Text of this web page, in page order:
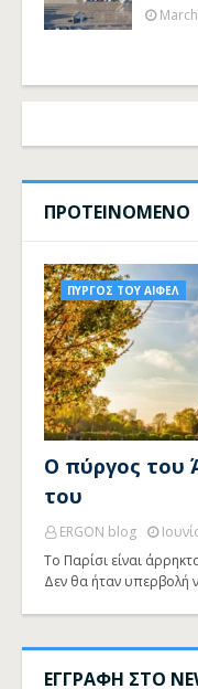
ΠΡΟΤΕΙΝΟΜΕΝΟ
ΠΥΡΓΟΣ ΤΟΥ ΑΙΦΕΛ
Ο πύργος του
του
ERGON blog
Το Παρίσι είναι
Δεν θα ήταν υπερβολή
ΕΓΓΡΑΦΗ ΣΤΟ